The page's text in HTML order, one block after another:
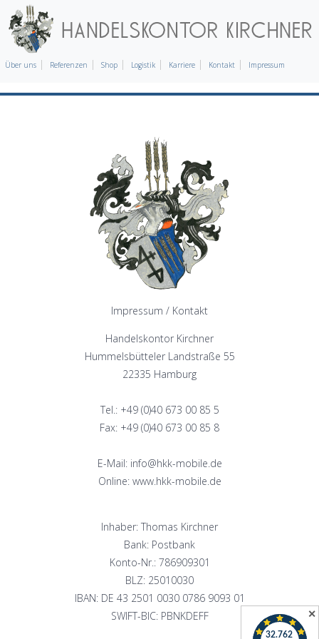
Über uns Referenzen Shop Logistik Karriere Kontakt Impressum
Impressum / Kontakt
Handelskontor Kirchner
Hummelsbütteler Landstraße 55
22335 Hamburg
Tel.: +49 (0)40 673 00 85 5
Fax: +49 (0)40 673 00 85 8
E-Mail: info@hkk-mobile.de
Online: www.hkk-mobile.de
Inhaber: Thomas Kirchner
Bank: Postbank
Konto-Nr.: 786909301
BLZ: 25010030
IBAN: DE 43 2501 0030 0786 9093 01
SWIFT-BIC: PBNKDEFF
✕